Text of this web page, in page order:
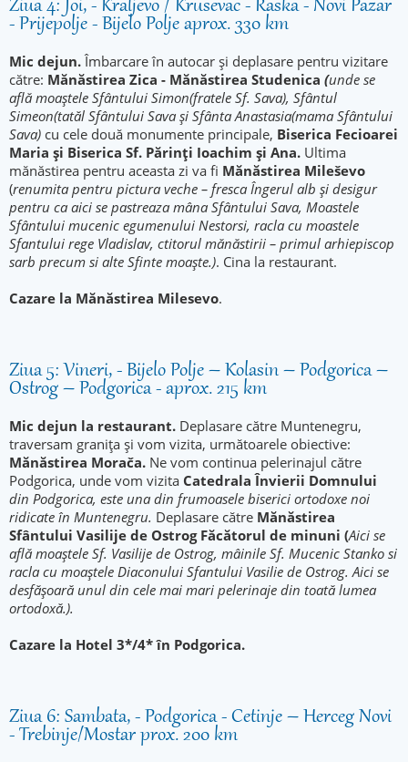
Ziua 4: Joi, - Kraljevo / Krusevac - Raska - Novi Pazar
- Prijepolje - Bijelo Polje aprox. 330 km
Mic dejun.Îmbarcare în autocar și deplasare pentru vizitare
către: Mănăstirea Zica - Mănăstirea Studenica (unde se
află moaştele Sfântului Simon(fratele Sf. Sava), Sfântul
Simeon(tatăl Sfântului Sava şi Sfânta Anastasia(mama Sfântului
Sava) cu cele două monumente principale, Biserica Fecioarei
Maria și Biserica Sf. Părinți Ioachim și Ana. Ultima
mănăstirea pentru aceasta zi va fi Mănăstirea Mileševo
(renumita pentru pictura veche – fresca Îngerul alb și desigur
pentru ca aici se pastreaza mâna Sfântului Sava, Moastele
Sfântului mucenic egumenului Nestorsi, racla cu moastele
Sfantului rege Vladislav, ctitorul mănăstirii – primul arhiepiscop
sarb precum si alte Sfinte moaște.). Cina la restaurant.
Cazare la Mănăstirea Milesevo.
Ziua 5: Vineri, - Bijelo Polje – Kolasin – Podgorica –
Ostrog – Podgorica - aprox. 215 km
Mic dejun la restaurant. Deplasare către Muntenegru,
traversam granița și vom vizita, următoarele obiective:
Mănăstirea Morača. Ne vom continua pelerinajul către
Podgorica, unde vom vizita Catedrala Învierii Domnului
din Podgorica, este una din frumoasele biserici ortodoxe noi
ridicate în Muntenegru. Deplasare către Mănăstirea
Sfântului Vasilije de Ostrog Făcătorul de minuni (Aici se
află moaștele Sf. Vasilije de Ostrog, mâinile Sf. Mucenic Stanko si
racla cu moaștele Diaconului Sfantului Vasilie de Ostrog. Aici se
desfășoară unul din cele mai mari pelerinaje din toată lumea
ortodoxă.).
Cazare la Hotel 3*/4* în Podgorica.
Ziua 6: Sambata, - Podgorica - Cetinje – Herceg Novi
- Trebinje/Mostar prox. 200 km